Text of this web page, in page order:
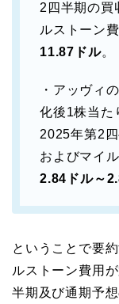
2四半期の買
ルストーン
11.87ドル。
・アッヴィ
化後1株当た
2025年第2
およびマイ
2.84ドル～
ということで要
ルストーン費用
半期及び通期予